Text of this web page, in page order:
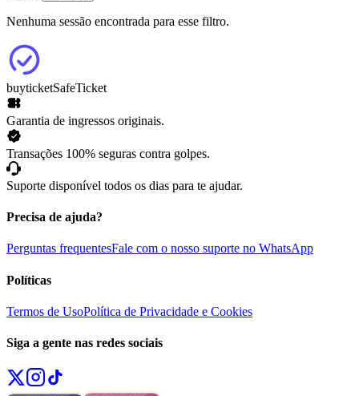
Nenhuma sessão encontrada para esse filtro.
buyticketSafeTicket
Garantia de ingressos originais.
Transações 100% seguras contra golpes.
Suporte disponível todos os dias para te ajudar.
Precisa de ajuda?
Perguntas frequentesFale com o nosso suporte no WhatsApp
Políticas
Termos de UsoPolítica de Privacidade e Cookies
Siga a gente nas redes sociais